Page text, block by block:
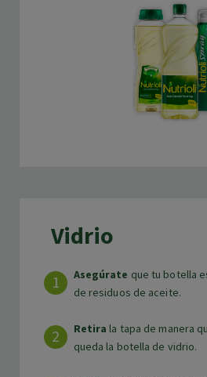
Vidrio
Asegúrate que tu botella
de residuos de aceite.
Retira la tapa de manera
queda la botella de vidrio.